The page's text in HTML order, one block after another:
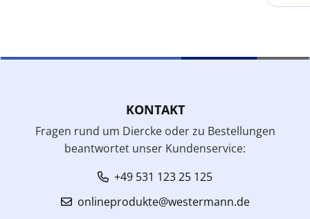
KONTAKT
Fragen rund um Diercke oder zu Bestellungen
beantwortet unser Kundenservice:
+49 531 123 25 125
onlineprodukte@westermann.de